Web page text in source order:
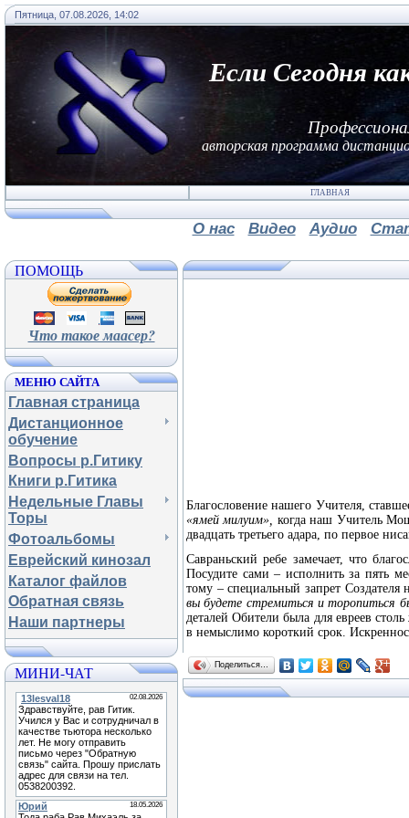
Пятница, 07.08.2026, 14:02
Если Сегодня
авторская программа
ГЛАВНАЯ
О нас Видео Аудио
ПОМОЩЬ
Что такое маасер?
МЕНЮ САЙТА
Главная страница
Дистанционное
обучение
Вопросы р.Гитику
Книги р.Гитика
Недельные Главы
Торы
Фотоальбомы
Еврейский кинозал
Каталог файлов
Обратная связь
Наши партнеры
МИНИ-ЧАТ
Благословение нашего Учителя,
«ямей милуим», когда наш Учитель
двадцать третьего адара, по первое
Савраньский ребе замечает, что
Посудите сами – исполнить за пять
тому – специальный запрет
вы будете стремиться и торопиться
деталей Обители была для евреев
в немыслимо короткий срок.
Поделиться…